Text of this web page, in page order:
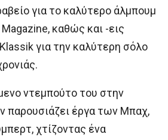
για το καλύτερο άλμπουμ
καθώς και -εις
για την καλύτερη σόλο
ντεμπούτο του στην
παρουσιάζει έργα των Μπαχ,
χτίζοντας ένα